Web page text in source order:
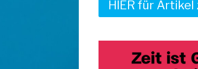
HIER für Artikel